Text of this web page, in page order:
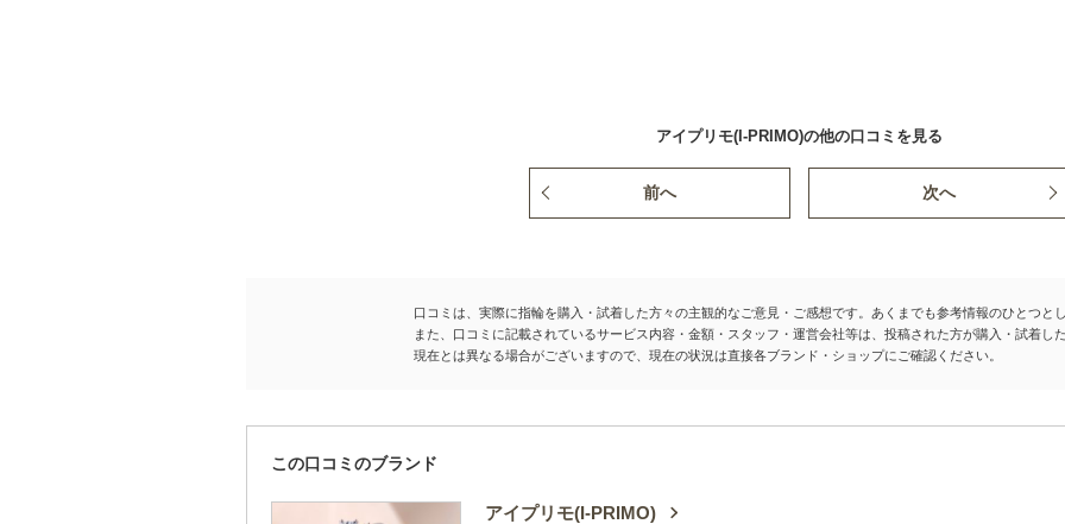
アイプリモ(I-PRIMO)の他の口コミを見る
前へ 次へ
口コミは、実際に指輪を購入・試着した方々の主観的なご意見・ご感想です。あくまでも参考情報のひとつと
また、口コミに記載されているサービス内容・金額・スタッフ・運営会社等は、投稿された方が購入・試着し
現在とは異なる場合がございますので、現在の状況は直接各ブランド・ショップにご確認ください。
この口コミのブランド
アイプリモ(I-PRIMO)